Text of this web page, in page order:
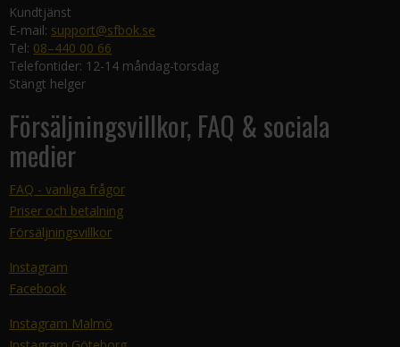
Kundtjänst
E-mail: support@sfbok.se
Tel: 08–440 00 66
Telefontider: 12-14 måndag-torsdag
Stängt helger
Försäljningsvillkor, FAQ & sociala
medier
FAQ - vanliga frågor
Priser och betalning
Försäljningsvillkor
Instagram
Facebook
Instagram Malmö